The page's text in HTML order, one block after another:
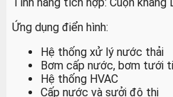
Tính năng tích hợp: Cuộn kháng
Ứng dụng điển hình:
Hệ thống xử lý nước thải
Bơm cấp nước, bơm tưới
Hệ thống HVAC
Cấp nước và sưởi đô thị